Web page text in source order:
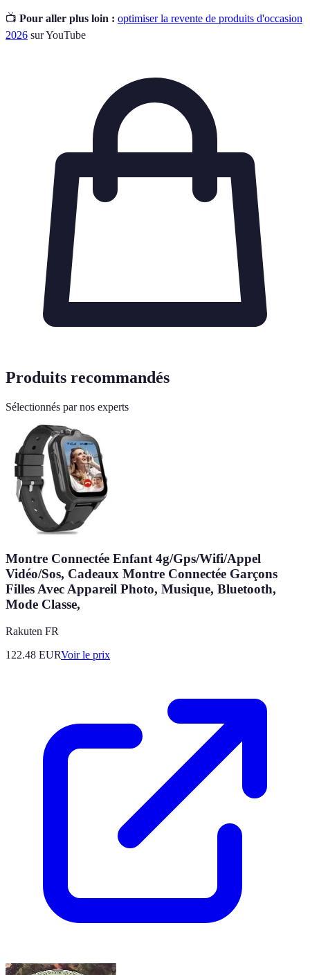
📺 Pour aller plus loin : optimiser la revente de produits d'occasion
2026 sur YouTube
Produits recommandés
Sélectionnés par nos experts
Montre Connectée Enfant 4g/Gps/Wifi/Appel
Vidéo/Sos, Cadeaux Montre Connectée Garçons
Filles Avec Appareil Photo, Musique, Bluetooth,
Mode Classe,
Rakuten FR
122.48 EURVoir le prix